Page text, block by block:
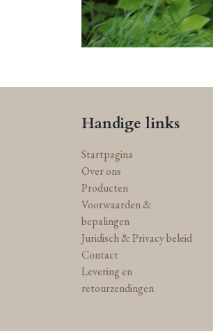
Handige links
Startpagina
Over ons
Producten
Voorwaarden &
bepalingen
Juridisch & Privacy beleid
Contact
Levering en
retourzendingen